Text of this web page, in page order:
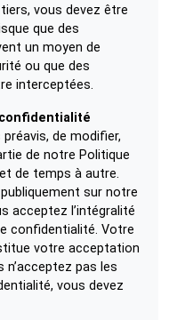
vous devez être
que des
un moyen de
ou que des
interceptées.
de modifier,
de notre Politique
de temps à autre.
sur notre
acceptez l’intégralité
confidentialité. Votre
votre acceptation
pas les
vous devez